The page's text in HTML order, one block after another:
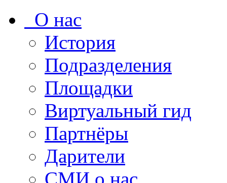
О нас
История
Подразделения
Площадки
Виртуальный гид
Партнёры
Дарители